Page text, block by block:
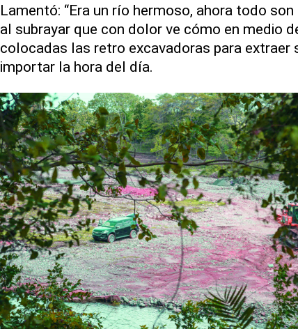
Lamentó: “Era un río hermoso, ahora todo son
al subrayar que con dolor ve cómo en medio
colocadas las retro excavadoras para extraer
importar la hora del día.